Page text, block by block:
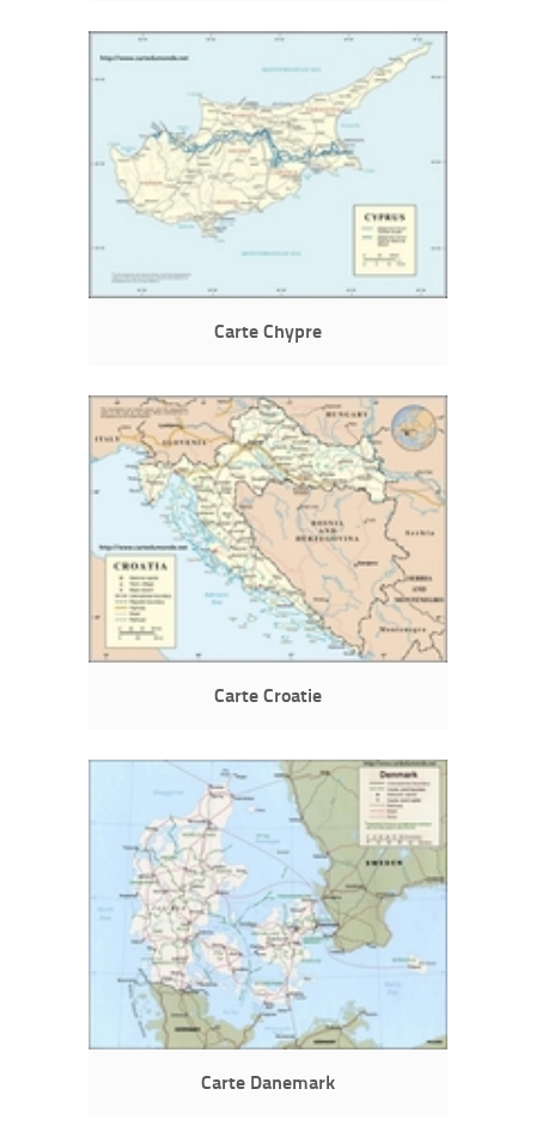
Carte Chypre
Carte Croatie
Carte Danemark